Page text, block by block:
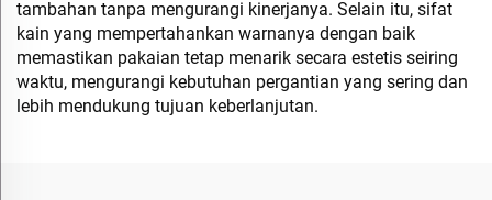
tambahan tanpa mengurangi kinerjanya. Selain itu, sifat
kain yang mempertahankan warnanya dengan baik
memastikan pakaian tetap menarik secara estetis seiring
waktu, mengurangi kebutuhan pergantian yang sering dan
lebih mendukung tujuan keberlanjutan.